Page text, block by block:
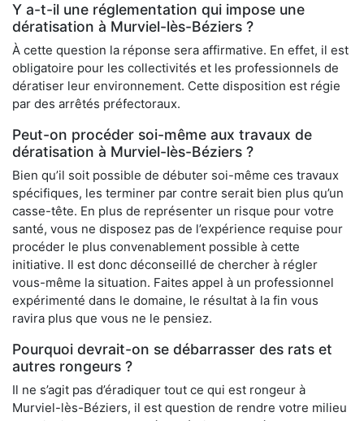
Y a-t-il une réglementation qui impose une
dératisation à Murviel-lès-Béziers ?
À cette question la réponse sera affirmative. En effet, il est
obligatoire pour les collectivités et les professionnels de
dératiser leur environnement. Cette disposition est régie
par des arrêtés préfectoraux.
Peut-on procéder soi-même aux travaux de
dératisation à Murviel-lès-Béziers ?
Bien qu’il soit possible de débuter soi-même ces travaux
spécifiques, les terminer par contre serait bien plus qu’un
casse-tête. En plus de représenter un risque pour votre
santé, vous ne disposez pas de l’expérience requise pour
procéder le plus convenablement possible à cette
initiative. Il est donc déconseillé de chercher à régler
vous-même la situation. Faites appel à un professionnel
expérimenté dans le domaine, le résultat à la fin vous
ravira plus que vous ne le pensiez.
Pourquoi devrait-on se débarrasser des rats et
autres rongeurs ?
Il ne s’agit pas d’éradiquer tout ce qui est rongeur à
Murviel-lès-Béziers, il est question de rendre votre milieu